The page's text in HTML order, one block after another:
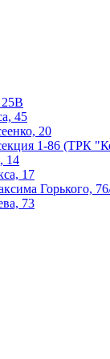
25В
45
20
1-86 (ТРК
14
17
Горького,
73